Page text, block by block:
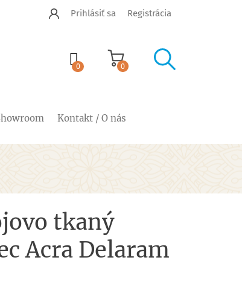
 Prihlásiť sa Registrácia

Kontakt / O nás
shopping_cart
0
0
tkaný
Acra Delaram